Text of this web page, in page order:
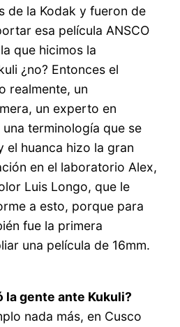
de la Kodak y fueron de
esa película ANSCO
que hicimos la
¿no? Entonces el
realmente, un
un experto en
terminología que se
el huanca hizo la gran
en el laboratorio Alex,
Luis Longo, que le
a esto, porque para
fue la primera
una película de 16mm.
la gente ante Kukuli?
nada más, en Cusco